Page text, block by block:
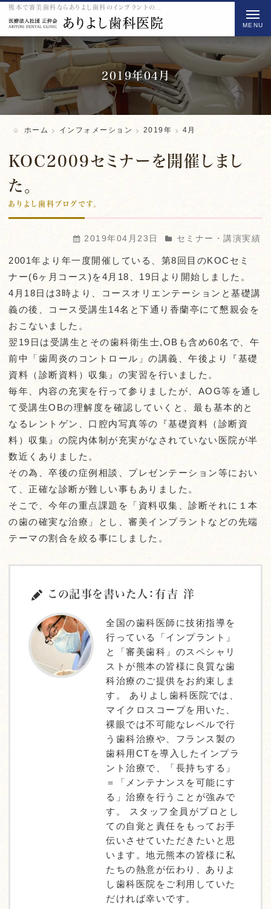
2019年04月
ホーム インフォメーション 2019年 4月
KOC2009セミナーを開催しまし
た。
ありよし歯科ブログです。
2019年04月23日 セミナー・講演実績
2001年より年一度開催している、第8回目のKOCセミ
ナー(6ヶ月コース)を4月18、19日より開始しました。
4月18日は3時より、コースオリエンテーションと基礎講
義の後、コース受講生14名と下通り香蘭亭にて懇親会を
おこないました。
翌19日は受講生とその歯科衛生士,OBも含め60名で、午
前中「歯周炎のコントロール」の講義、午後より『基礎
資料（診断資料）収集』の実習を行いました。
毎年、内容の充実を行って参りましたが、AOG等を通し
て受講生OBの理解度を確認していくと、最も基本的と
なるレントゲン、口腔内写真等の『基礎資料（診断資
料）収集』の院内体制が充実がなされていない医院が半
数近くありました。
その為、卒後の症例相談、プレゼンテーション等におい
て、正確な診断が難しい事もありました。
そこで、今年の重点課題を「資料収集、診断それに１本
の歯の確実な治療」とし、審美インプラントなどの先端
テーマの割合を絞る事にしました。
この記事を書いた人：有吉 洋
全国の歯科医師に技術指導を
行っている「インプラント」
と「審美歯科」のスペシャリ
ストが熊本の皆様に良質な歯
科治療のご提供をお約束しま
す。 ありよし歯科医院では、
マイクロスコープを用いた、
裸眼では不可能なレベルで行
う歯科治療や、フランス製の
歯科用CTを導入したインプラ
ント治療で、「長持ちする」
＝「メンテナンスを可能にす
る」治療を行うことが強みで
す。 スタッフ全員がプロとし
ての自覚と責任をもってお手
伝いさせていただきたいと思
います。地元熊本の皆様に私
たちの熱意が伝わり、ありよ
し歯科医院をご利用していた
だければ幸いです。
t
o
g
l
i
o